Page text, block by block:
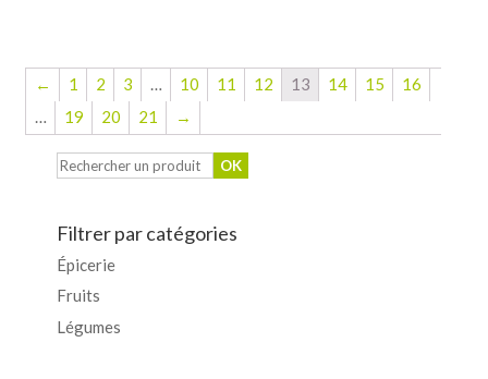
← 1 2 3 … 10 11 12 13 14 15
16
…
19 20 21 →
Filtrer par catégories
Épicerie
Fruits
Légumes